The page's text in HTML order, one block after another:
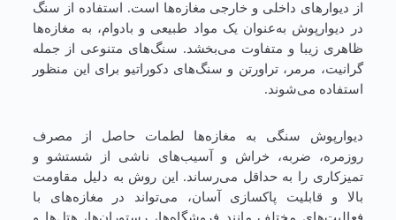
از دیوارهای داخلی و خارجی مغازه‌ها است. استفاده از سنگ
در دیوارپوش به‌عنوان یک مواد طبیعی و بادوام، به مغازه‌ها
ظاهری زیبا و متفاوت می‌بخشد. سنگ‌های متنوعی از جمله
گرانیت، مرمر، تراورتن و سنگ‌های دکوراتیو برای این منظور
استفاده می‌شوند.
دیوارپوش سنگی به مغازه‌ها لطمات حاصل از مصرف
روزمره، ضربه، خراش و آسیب‌های ناشی از شستشو و
تمیزکاری را به حداقل می‌رساند. این روش به دلیل مقاومت
بالا و قابلیت پاکسازی آسان، می‌تواند در مغازه‌های با